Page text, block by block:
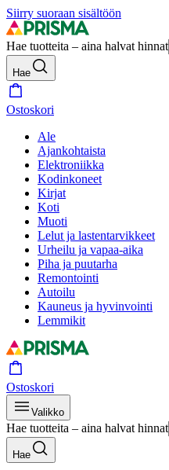
Siirry suoraan sisältöön
Hae tuotteita – aina halvat hinnat
Hae
Ostoskori
Ale
Ajankohtaista
Elektroniikka
Kodinkoneet
Kirjat
Koti
Muoti
Lelut ja lastentarvikkeet
Urheilu ja vapaa-aika
Piha ja puutarha
Remontointi
Autoilu
Kauneus ja hyvinvointi
Lemmikit
Ostoskori
Valikko
Hae tuotteita – aina halvat hinnat
Hae